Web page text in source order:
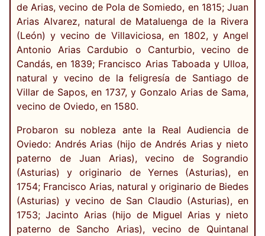
de Arias, vecino de Pola de Somiedo, en 1815; Juan
Arias Alvarez, natural de Mataluenga de la Rivera
(León) y vecino de Villaviciosa, en 1802, y Angel
Antonio Arias Cardubio o Canturbio, vecino de
Candás, en 1839; Francisco Arias Taboada y Ulloa,
natural y vecino de la feligresía de Santiago de
Villar de Sapos, en 1737, y Gonzalo Arias de Sama,
vecino de Oviedo, en 1580.
Probaron su nobleza ante la Real Audiencia de
Oviedo: Andrés Arias (hijo de Andrés Arias y nieto
paterno de Juan Arias), vecino de Sograndio
(Asturias) y originario de Yernes (Asturias), en
1754; Francisco Arias, natural y originario de Biedes
(Asturias) y vecino de San Claudio (Asturias), en
1753; Jacinto Arias (hijo de Miguel Arias y nieto
paterno de Sancho Arias), vecino de Quintanal